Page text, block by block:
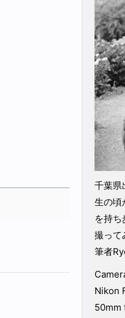
千葉県
生の頃
を持
撮って
筆者
Nikon
50mm